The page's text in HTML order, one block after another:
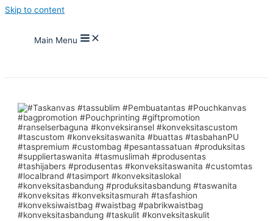
Skip to content
Main Menu